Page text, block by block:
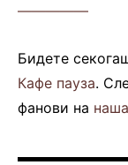
—————
Бидете
Кафе пауза.
фанови на